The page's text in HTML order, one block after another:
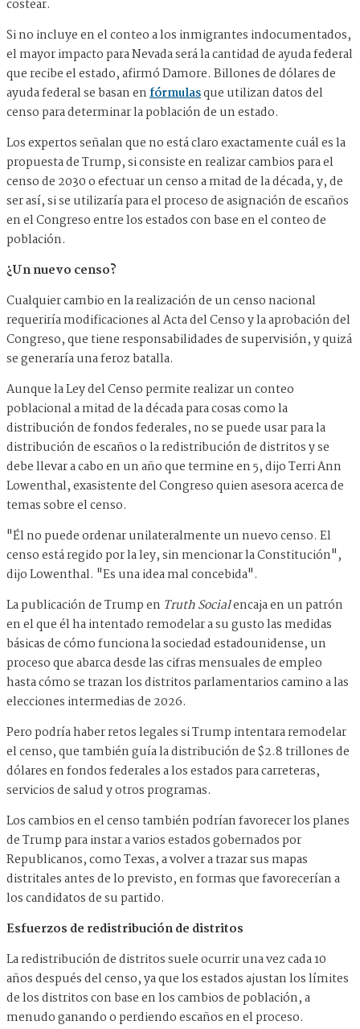
costear.
Si no incluye en el conteo a los inmigrantes indocumentados,
el mayor impacto para Nevada será la cantidad de ayuda federal
que recibe el estado, afirmó Damore. Billones de dólares de
ayuda federal se basan enfórmulasque utilizan datos del
censo para determinar la población de un estado.
Los expertos señalan que no está claro exactamente cuál es la
propuesta de Trump, si consiste en realizar cambios para el
censo de 2030 o efectuar un censo a mitad de la década, y, de
ser así, si se utilizaría para el proceso de asignación de escaños
en el Congreso entre los estados con base en el conteo de
población.
¿Un nuevo censo?
Cualquier cambio en la realización de un censo nacional
requeriría modificaciones al Acta del Censo y la aprobación del
Congreso, que tiene responsabilidades de supervisión, y quizá
se generaría una feroz batalla.
Aunque la Ley del Censo permite realizar un conteo
poblacional a mitad de la década para cosas como la
distribución de fondos federales, no se puede usar para la
distribución de escaños o la redistribución de distritos y se
debe llevar a cabo en un año que termine en 5, dijo Terri Ann
Lowenthal, exasistente del Congreso quien asesora acerca de
temas sobre el censo.
"Él no puede ordenar unilateralmente un nuevo censo. El
censo está regido por la ley, sin mencionar la Constitución",
dijo Lowenthal. "Es una idea mal concebida".
La publicación de Trump en Truth Socialencaja en un patrón
en el que él ha intentado remodelar a su gusto las medidas
básicas de cómo funciona la sociedad estadounidense, un
proceso que abarca desde las cifras mensuales de empleo
hasta cómo se trazan los distritos parlamentarios camino a las
elecciones intermedias de 2026.
Pero podría haber retos legales si Trump intentara remodelar
el censo, que también guía la distribución de $2.8 trillones de
dólares en fondos federales a los estados para carreteras,
servicios de salud y otros programas.
Los cambios en el censo también podrían favorecer los planes
de Trump para instar a varios estados gobernados por
Republicanos, como Texas, a volver a trazar sus mapas
distritales antes de lo previsto, en formas que favorecerían a
los candidatos de su partido.
Esfuerzos de redistribución de distritos
La redistribución de distritos suele ocurrir una vez cada 10
años después del censo, ya que los estados ajustan los límites
de los distritos con base en los cambios de población, a
menudo ganando o perdiendo escaños en el proceso.